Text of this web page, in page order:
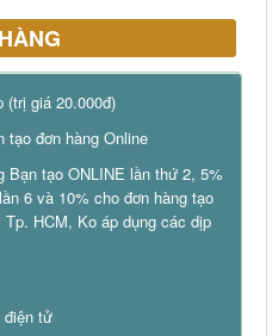
(trị giá 20.000đ)
tạo đơn hàng Online
Bạn tạo ONLINE lần thứ 2, 5%
6 và 10% cho đơn hàng tạo
HCM, Ko áp dụng các dịp
điện tử